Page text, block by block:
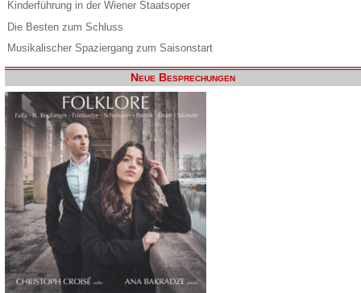
Kinderführung in der Wiener Staatsoper
Die Besten zum Schluss
Musikalischer Spaziergang zum Saisonstart
Neue Besprechungen